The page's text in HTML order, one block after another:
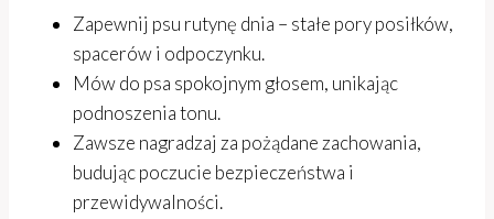
Zapewnij psu rutynę dnia – stałe pory posiłków,
spacerów i odpoczynku.
Mów do psa spokojnym głosem, unikając
podnoszenia tonu.
Zawsze nagradzaj za pożądane zachowania,
budując poczucie bezpieczeństwa i
przewidywalności.